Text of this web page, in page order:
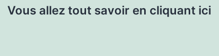
Vous allez tout savoir en cliquant ici